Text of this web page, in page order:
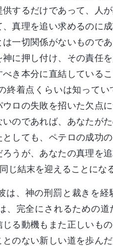
するだけであって、人
真理を追い求めるのに
一切関係がないもので
に押し付け、その責任
き本分に直結している
終着点くらいは知って
ロの失敗を招いた欠点
のであれば、あなたが
しても、ペテロの成功
うが、あなたの真理を
じ結末を迎えることになる
、神の刑罰と裁きを経
、完全にされるための
る動機もまた正しいも
のない新しい道を歩ん